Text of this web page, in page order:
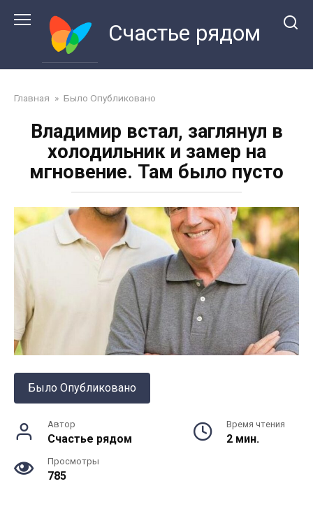
Счастье рядом
Главная » Было Опубликовано
Владимир встал, заглянул в
холодильник и замер на
мгновение. Там было пусто
Было Опубликовано
Автор
Счастье рядом
Время чтения
2 мин.
Просмотры
785